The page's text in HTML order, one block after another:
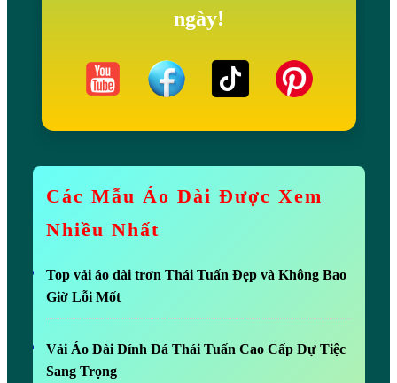
Đ
g
n
ngày!
Các Mẫu Áo Dài Được Xem
Nhiều Nhất
Top vải áo dài trơn Thái Tuấn Đẹp và Không Bao
Giờ Lỗi Mốt
Vải Áo Dài Đính Đá Thái Tuấn Cao Cấp Dự Tiệc
Sang Trọng